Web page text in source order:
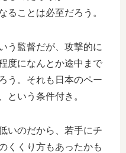
ことは必至だろう。
う監督だが、攻撃的に
度になんとか途中まで
う。それも日本のペー
という条件付き。
いのだから、若手にチ
くくり方もあったかも